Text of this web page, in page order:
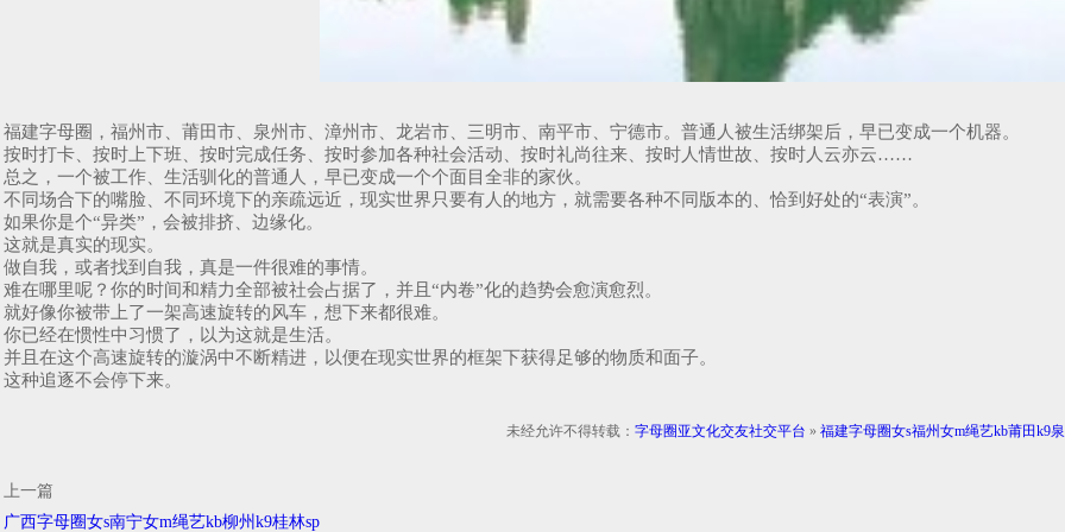
福建字母圈，福州市、莆田市、泉州市、漳州市、龙岩市、三明市、南平市、宁德市。普通人被生活绑架后，早已变成一个机器。
按时打卡、按时上下班、按时完成任务、按时参加各种社会活动、按时礼尚往来、按时人情世故、按时人云亦云……
总之，一个被工作、生活驯化的普通人，早已变成一个个面目全非的家伙。
不同场合下的嘴脸、不同环境下的亲疏远近，现实世界只要有人的地方，就需要各种不同版本的、恰到好处的“表演”。
如果你是个“异类”，会被排挤、边缘化。
这就是真实的现实。
做自我，或者找到自我，真是一件很难的事情。
难在哪里呢？你的时间和精力全部被社会占据了，并且“内卷”化的趋势会愈演愈烈。
就好像你被带上了一架高速旋转的风车，想下来都很难。
你已经在惯性中习惯了，以为这就是生活。
并且在这个高速旋转的漩涡中不断精进，以便在现实世界的框架下获得足够的物质和面子。
这种追逐不会停下来。
未经允许不得转载： 字母圈亚文化交友社交平台 » 福建字母圈女s福州女m绳艺kb莆田k9
上一篇
广西字母圈女s南宁女m绳艺kb柳州k9桂林sp